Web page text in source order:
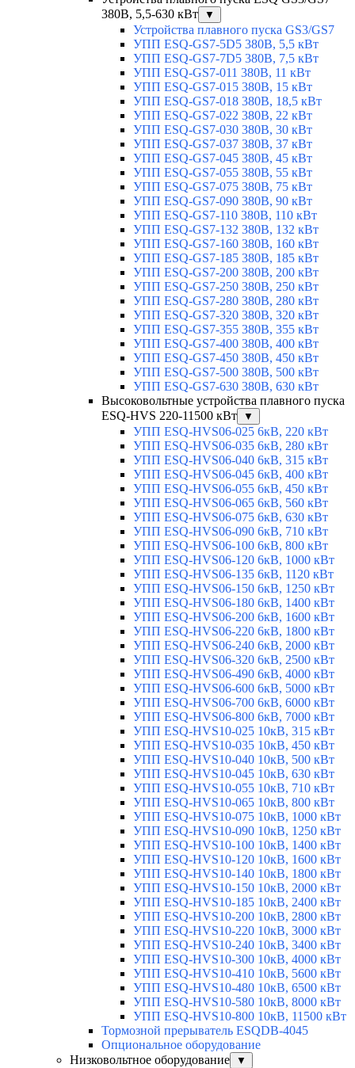
380В, 5,5-630 кВт
▼
Устройства плавного пуска GS3/GS7
УПП ESQ-GS7-5D5 380В, 5,5 кВт
УПП ESQ-GS7-7D5 380В, 7,5 кВт
УПП ESQ-GS7-011 380В, 11 кВт
УПП ESQ-GS7-015 380В, 15 кВт
УПП ESQ-GS7-018 380В, 18,5 кВт
УПП ESQ-GS7-022 380В, 22 кВт
УПП ESQ-GS7-030 380В, 30 кВт
УПП ESQ-GS7-037 380В, 37 кВт
УПП ESQ-GS7-045 380В, 45 кВт
УПП ESQ-GS7-055 380В, 55 кВт
УПП ESQ-GS7-075 380В, 75 кВт
УПП ESQ-GS7-090 380В, 90 кВт
УПП ESQ-GS7-110 380В, 110 кВт
УПП ESQ-GS7-132 380В, 132 кВт
УПП ESQ-GS7-160 380В, 160 кВт
УПП ESQ-GS7-185 380В, 185 кВт
УПП ESQ-GS7-200 380В, 200 кВт
УПП ESQ-GS7-250 380В, 250 кВт
УПП ESQ-GS7-280 380В, 280 кВт
УПП ESQ-GS7-320 380В, 320 кВт
УПП ESQ-GS7-355 380В, 355 кВт
УПП ESQ-GS7-400 380В, 400 кВт
УПП ESQ-GS7-450 380В, 450 кВт
УПП ESQ-GS7-500 380В, 500 кВт
УПП ESQ-GS7-630 380В, 630 кВт
Высоковольтные устройства плавного пуска
ESQ-HVS 220-11500 кВт
▼
УПП ESQ-HVS06-025 6кВ, 220 кВт
УПП ESQ-HVS06-035 6кВ, 280 кВт
УПП ESQ-HVS06-040 6кВ, 315 кВт
УПП ESQ-HVS06-045 6кВ, 400 кВт
УПП ESQ-HVS06-055 6кВ, 450 кВт
УПП ESQ-HVS06-065 6кВ, 560 кВт
УПП ESQ-HVS06-075 6кВ, 630 кВт
УПП ESQ-HVS06-090 6кВ, 710 кВт
УПП ESQ-HVS06-100 6кВ, 800 кВт
УПП ESQ-HVS06-120 6кВ, 1000 кВт
УПП ESQ-HVS06-135 6кВ, 1120 кВт
УПП ESQ-HVS06-150 6кВ, 1250 кВт
УПП ESQ-HVS06-180 6кВ, 1400 кВт
УПП ESQ-HVS06-200 6кВ, 1600 кВт
УПП ESQ-HVS06-220 6кВ, 1800 кВт
УПП ESQ-HVS06-240 6кВ, 2000 кВт
УПП ESQ-HVS06-320 6кВ, 2500 кВт
УПП ESQ-HVS06-490 6кВ, 4000 кВт
УПП ESQ-HVS06-600 6кВ, 5000 кВт
УПП ESQ-HVS06-700 6кВ, 6000 кВт
УПП ESQ-HVS06-800 6кВ, 7000 кВт
УПП ESQ-HVS10-025 10кВ, 315 кВт
УПП ESQ-HVS10-035 10кВ, 450 кВт
УПП ESQ-HVS10-040 10кВ, 500 кВт
УПП ESQ-HVS10-045 10кВ, 630 кВт
УПП ESQ-HVS10-055 10кВ, 710 кВт
УПП ESQ-HVS10-065 10кВ, 800 кВт
УПП ESQ-HVS10-075 10кВ, 1000 кВт
УПП ESQ-HVS10-090 10кВ, 1250 кВт
УПП ESQ-HVS10-100 10кВ, 1400 кВт
УПП ESQ-HVS10-120 10кВ, 1600 кВт
УПП ESQ-HVS10-140 10кВ, 1800 кВт
УПП ESQ-HVS10-150 10кВ, 2000 кВт
УПП ESQ-HVS10-185 10кВ, 2400 кВт
УПП ESQ-HVS10-200 10кВ, 2800 кВт
УПП ESQ-HVS10-220 10кВ, 3000 кВт
УПП ESQ-HVS10-240 10кВ, 3400 кВт
УПП ESQ-HVS10-300 10кВ, 4000 кВт
УПП ESQ-HVS10-410 10кВ, 5600 кВт
УПП ESQ-HVS10-480 10кВ, 6500 кВт
УПП ESQ-HVS10-580 10кВ, 8000 кВт
УПП ESQ-HVS10-800 10кВ, 11500 кВт
Тормозной прерыватель ESQDB-4045
Опциональное оборудование
Низковольтное оборудование
▼